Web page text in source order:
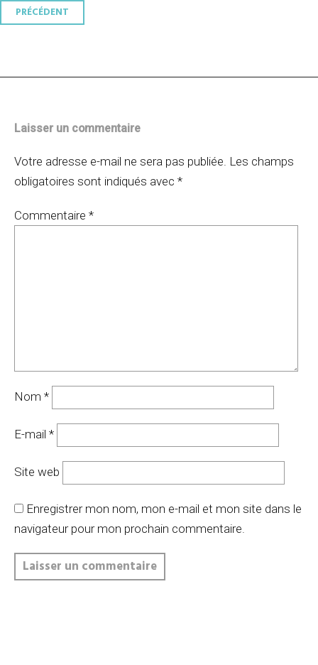
Navigation
PRÉCÉDENT
Laisser un commentaire
Votre adresse e-mail ne sera pas publiée. Les champs
obligatoires sont indiqués avec *
Commentaire *
Nom *
E-mail *
Site web
Enregistrer mon nom, mon e-mail et mon site dans le
navigateur pour mon prochain commentaire.